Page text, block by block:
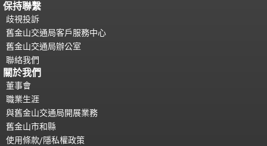
保持聯繫
歧視投訴
舊金山交通局客戶服務中心
舊金山交通局辦公室
聯絡我們
關於我們
董事會
職業生涯
與舊金山交通局開展業務
舊金山市和縣
使用條款/隱私權政策